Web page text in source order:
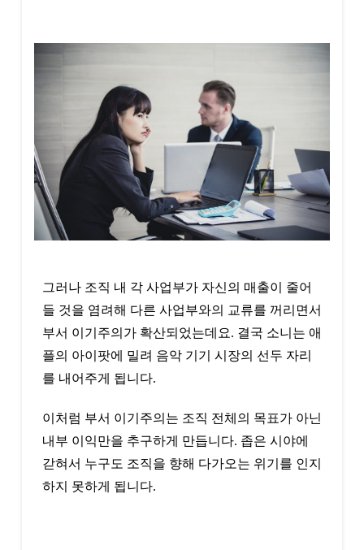
그러나 조직 내 각 사업부가 자신의 매출이 줄어
들 것을 염려해 다른 사업부와의 교류를 꺼리면서
부서 이기주의가 확산되었는데요. 결국 소니는 애
플의 아이팟에 밀려 음악 기기 시장의 선두 자리
를 내어주게 됩니다.
이처럼 부서 이기주의는 조직 전체의 목표가 아닌
내부 이익만을 추구하게 만듭니다. 좁은 시야에
갇혀서 누구도 조직을 향해 다가오는 위기를 인지
하지 못하게 됩니다.